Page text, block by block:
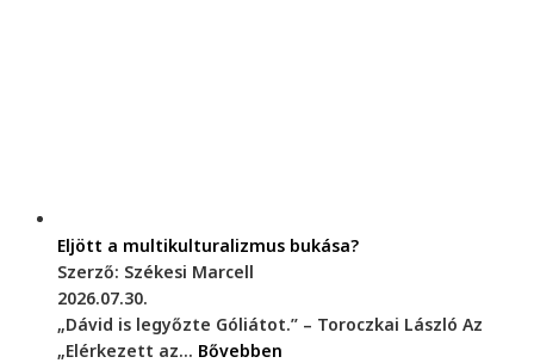
Eljött a multikulturalizmus bukása?
Szerző: Székesi Marcell
2026.07.30.
„Dávid is legyőzte Góliátot.” – Toroczkai László Az
„Elérkezett az... Bővebben